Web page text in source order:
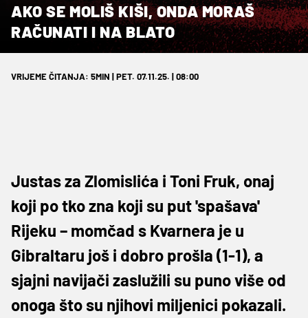
AKO SE MOLIŠ KIŠI, ONDA MORAŠ
RAČUNATI I NA BLATO
VRIJEME ČITANJA: 5MIN | PET. 07.11.25. | 08:00
Justas za Zlomislića i Toni Fruk, onaj
koji po tko zna koji su put 'spašava'
Rijeku – momčad s Kvarnera je u
Gibraltaru još i dobro prošla (1-1), a
sjajni navijači zaslužili su puno više od
onoga što su njihovi miljenici pokazali.